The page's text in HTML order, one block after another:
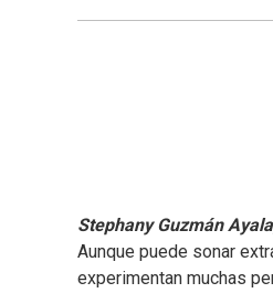
Stephany Guzmán
Aunque puede sonar
experimentan muchas